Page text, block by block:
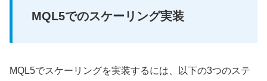
MQL5でのスケーリング実装
MQL5でスケーリングを実装するには、以下の3つのステ